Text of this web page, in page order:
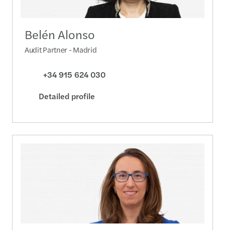
Belén Alonso
Audit Partner - Madrid
+34 915 624 030
Detailed profile